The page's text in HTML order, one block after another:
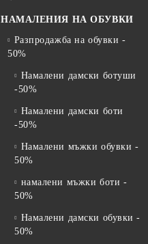
НАМАЛЕНИЯ НА ОБУВКИ
Разпродажба на обувки -
50%
Намалени дамски ботуши
-50%
Намалени дамски боти
-50%
Намалени мъжки обувки -
50%
намалени мъжки боти -
50%
Намалени дамски обувки -
50%